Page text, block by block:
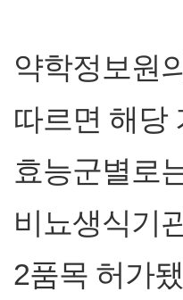
약학정보원
따르면 해당
효능군별로
비뇨생식기
2품목 허가